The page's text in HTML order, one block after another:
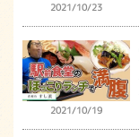
2021/10/23
2021/10/19